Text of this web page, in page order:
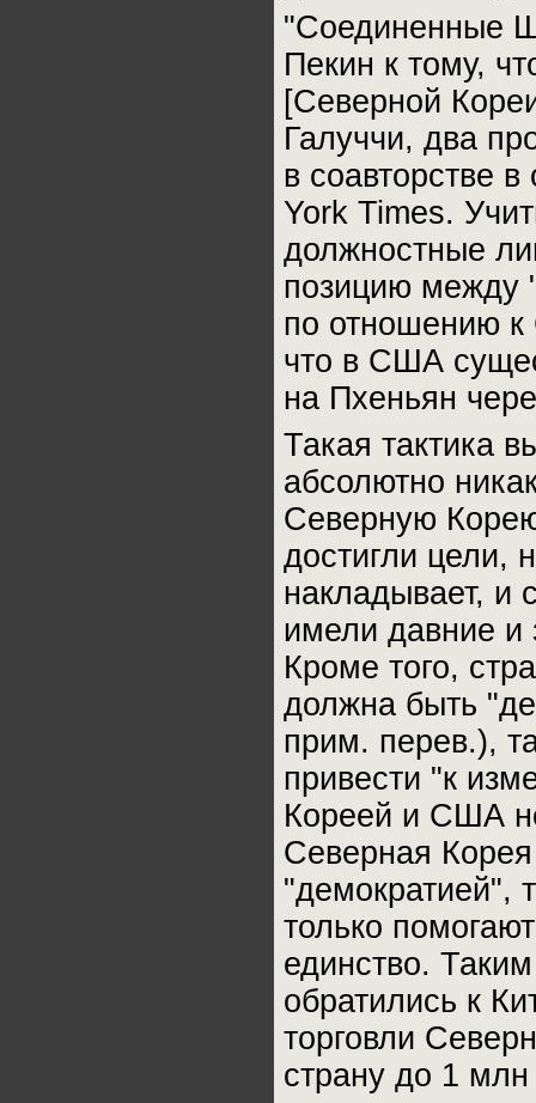
"Соединенные
Пекин к тому,
[Северной
Галуччи, два
в соавторстве
York Times.
должностные
позицию между
по отношению к
что в США
на Пхеньян
Такая тактика
абсолютно
Северную
достигли цели,
накладывает, и
имели давние и
Кроме того,
должна быть
прим. перев.),
привести "к
Кореей и США
Северная Корея
"демократией",
только
единство.
обратились к
торговли
страну до 1